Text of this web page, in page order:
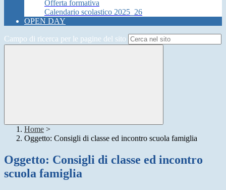
Offerta formativa
Calendario scolastico 2025_26
OPEN DAY
Campo di ricerca per le pagine del sito
Home >
Oggetto: Consigli di classe ed incontro scuola famiglia
Oggetto: Consigli di classe ed incontro
scuola famiglia